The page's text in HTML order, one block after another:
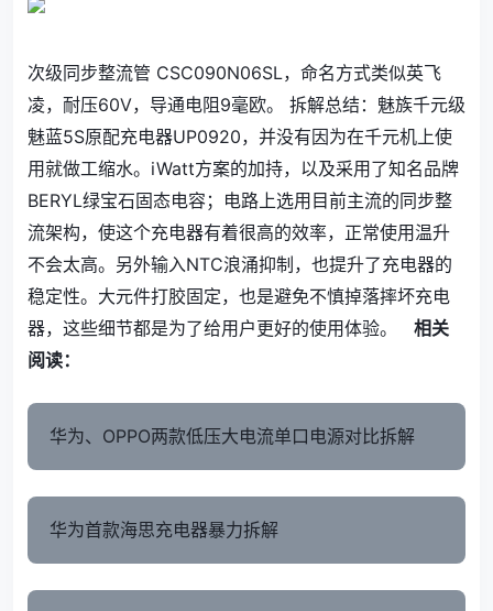
次级同步整流管 CSC090N06SL，命名方式类似英飞
凌，耐压60V，导通电阻9毫欧。 拆解总结：魅族千元级
魅蓝5S原配充电器UP0920，并没有因为在千元机上使
用就做工缩水。iWatt方案的加持，以及采用了知名品牌
BERYL绿宝石固态电容；电路上选用目前主流的同步整
流架构，使这个充电器有着很高的效率，正常使用温升
不会太高。另外输入NTC浪涌抑制，也提升了充电器的
稳定性。大元件打胶固定，也是避免不慎掉落摔坏充电
器，这些细节都是为了给用户更好的使用体验。 相关
阅读：
华为、OPPO两款低压大电流单口电源对比拆解
华为首款海思充电器暴力拆解